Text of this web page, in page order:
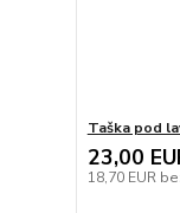
Taška pod
23,00
18,70 EUR